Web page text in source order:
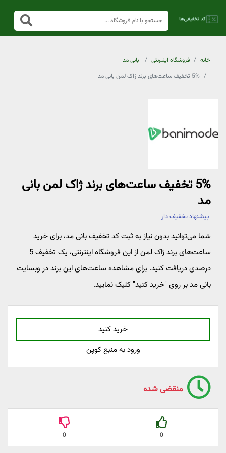
خانه فروشگاه اینترنتی
بانی مد
5% تخفیف ساعت‌های برند ژاک لمن بانی مد
5% تخفیف ساعت‌های برند ژاک لمن بانی
مد
پیشنهاد تخفیف دار
شما می‌توانید بدون نیاز به ثبت کد تخفیف بانی مد، برای خرید
ساعت‌های برند ژاک لمن از این فروشگاه اینترنتی، یک تخفیف 5
درصدی دریافت کنید. برای مشاهده ساعت‌های این برند در وبسایت
بانی مد بر روی "خرید کنید" کلیک نمایید.
خرید کنید
ورود به منبع کوپن
منقضی شده
0
0